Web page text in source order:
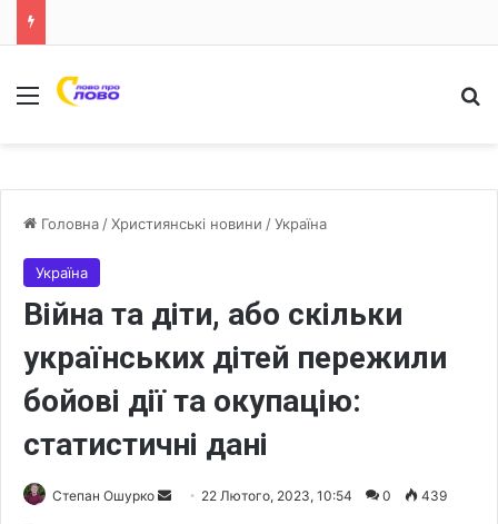
Меню
Головна /Християнські новини /Україна
Україна
Війна та діти, або скільки
українських дітей пережили
бойові дії та окупацію:
статистичні дані
Степан Ошурко 22 Лютого, 2023, 10:54 0 439